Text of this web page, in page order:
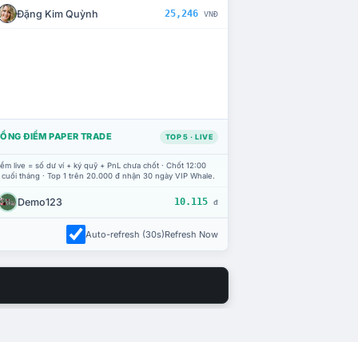
Đặng Kim Quỳnh 25,246 VNĐ
ĐIỂM PAPER TRADE TOP 5 · LIVE
live = số dư ví + ký quỹ + PnL chưa chốt · Chốt 12:00
tháng · Top 1 trên 20.000 đ nhận 30 ngày VIP Whale.
Demo123 10.115 đ
Auto-refresh (30s)Refresh Now